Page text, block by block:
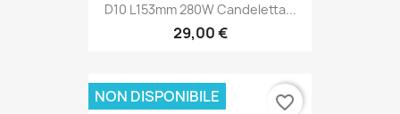
D10 L153mm 280W Candeletta...
29,00 €
NON DISPONIBILE favorite_border